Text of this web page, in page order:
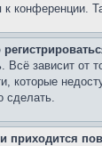
конференции.
Всё зависит от
которые
сделать.
приходится